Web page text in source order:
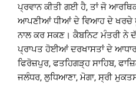
ਪ੍ਰਵਾਨ ਕੀਤੀ ਗਈ ਹੈ, ਤਾਂ ਜੋ
ਆਪਣੀਆਂ ਧੀਆਂ ਦੇ ਵਿਆਹ ਦੇ ਖਰਚੇ
ਨਾਲ ਕਰ ਸਕਣ। ਕੈਬਨਿਟ ਮੰਤਰੀ ਨੇ
ਪ੍ਰਾਪਤ ਹੋਈਆਂ ਦਰਖਾਸਤਾਂ ਦੇ ਆਧਾਰ
ਫਿਰੋਜ਼ਪੁਰ, ਫਤਹਿਗੜ੍ਹ ਸਾਹਿਬ,
ਜਲੰਧਰ, ਲੁਧਿਆਣਾ, ਮੋਗਾ, ਸ੍ਰੀ